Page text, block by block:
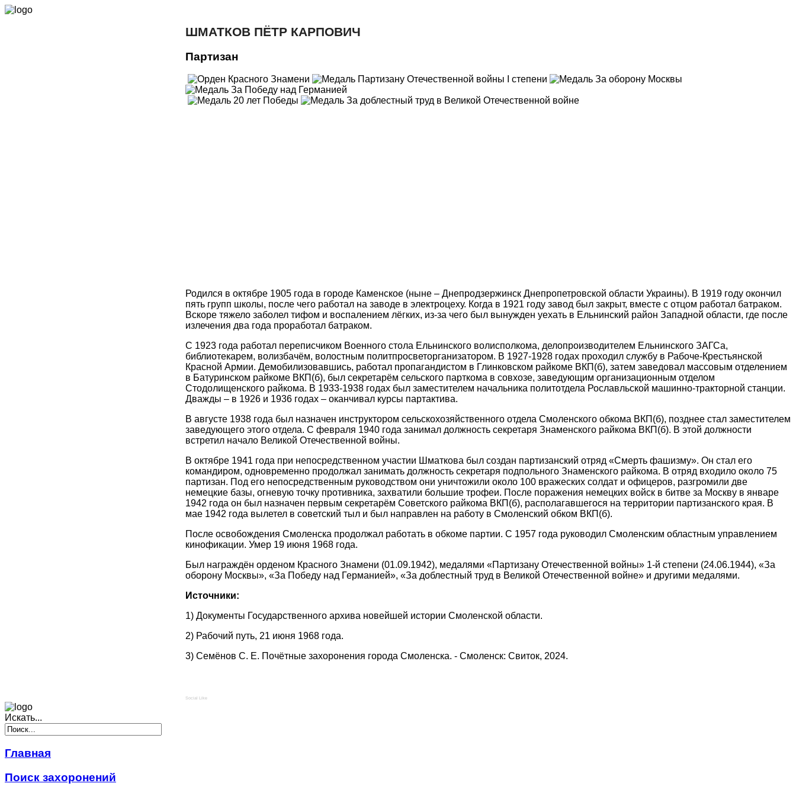
ШМАТКОВ ПЁТР КАРПОВИЧ
Партизан
Родился в октябре 1905 года в городе Каменское (ныне – Днепродзержинск Днепропетровской области Украины). В 1919 году окончил
пять групп школы, после чего работал на заводе в электроцеху. Когда в 1921 году завод был закрыт, вместе с отцом работал батраком.
Вскоре тяжело заболел тифом и воспалением лёгких, из-за чего был вынужден уехать в Ельнинский район Западной области, где после
излечения два года проработал батраком.
С 1923 года работал переписчиком Военного стола Ельнинского волисполкома, делопроизводителем Ельнинского ЗАГСа,
библиотекарем, волизбачём, волостным политпросветорганизатором. В 1927-1928 годах проходил службу в Рабоче-Крестьянской
Красной Армии. Демобилизовавшись, работал пропагандистом в Глинковском райкоме ВКП(б), затем заведовал массовым отделением
в Батуринском райкоме ВКП(б), был секретарём сельского парткома в совхозе, заведующим организационным отделом
Стодолищенского райкома. В 1933-1938 годах был заместителем начальника политотдела Рославльской машинно-тракторной станции.
Дважды – в 1926 и 1936 годах – оканчивал курсы партактива.
В августе 1938 года был назначен инструктором сельскохозяйственного отдела Смоленского обкома ВКП(б), позднее стал заместителем
заведующего этого отдела. С февраля 1940 года занимал должность секретаря Знаменского райкома ВКП(б). В этой должности
встретил начало Великой Отечественной войны.
В октябре 1941 года при непосредственном участии Шматкова был создан партизанский отряд «Смерть фашизму». Он стал его
командиром, одновременно продолжал занимать должность секретаря подпольного Знаменского райкома. В отряд входило около 75
партизан. Под его непосредственным руководством они уничтожили около 100 вражеских солдат и офицеров, разгромили две
немецкие базы, огневую точку противника, захватили большие трофеи. После поражения немецких войск в битве за Москву в январе
1942 года он был назначен первым секретарём Советского райкома ВКП(б), располагавшегося на территории партизанского края. В
мае 1942 года вылетел в советский тыл и был направлен на работу в Смоленский обком ВКП(б).
После освобождения Смоленска продолжал работать в обкоме партии. С 1957 года руководил Смоленским областным управлением
кинофикации. Умер 19 июня 1968 года.
Был награждён орденом Красного Знамени (01.09.1942), медалями «Партизану Отечественной войны» 1-й степени (24.06.1944), «За
оборону Москвы», «За Победу над Германией», «За доблестный труд в Великой Отечественной войне» и другими медалями.
Источники:
1) Документы Государственного архива новейшей истории Смоленской области.
2) Рабочий путь, 21 июня 1968 года.
3) Семёнов С. Е. Почётные захоронения города Смоленска. - Смоленск: Свиток, 2024.
Social Like
Искать...
Главная
Поиск захоронений